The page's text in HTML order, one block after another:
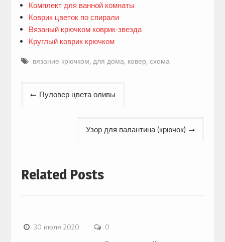
Комплект для ванной комнаты
Коврик цветок по спирали
Вязаный крючком коврик-звезда
Круглый коврик крючком
вязание крючком, для дома, ковер, схема
Навигация
Пуловер цвета оливы
Узор для палантина (крючок)
Related Posts
30 июля 2020 0